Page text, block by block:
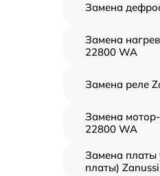
Замена
Замена
22800 WA
Замена реле
Замена
22800 WA
Замена платы
платы)